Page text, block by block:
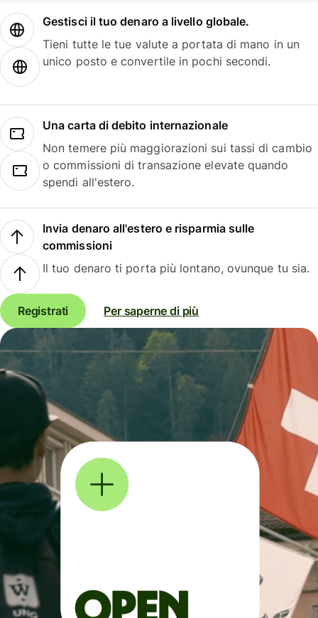
Gestisci il tuo denaro a livello globale.
Tieni tutte le tue valute a portata di mano in un
unico posto e convertile in pochi secondi.
Una carta di debito internazionale
Non temere più maggiorazioni sui tassi di cambio
o commissioni di transazione elevate quando
spendi all'estero.
Invia denaro all'estero e risparmia sulle
commissioni
Il tuo denaro ti porta più lontano, ovunque tu sia.
Registrati Per saperne di più